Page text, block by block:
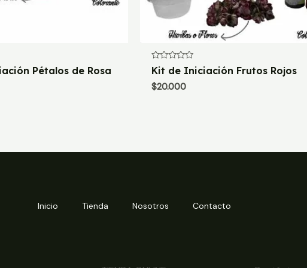
Pétalos de Rosa
Valorado
con
0
de
Kit de Iniciación Frutos Rojos
$20.000
Inicio Tienda Nosotros Contacto